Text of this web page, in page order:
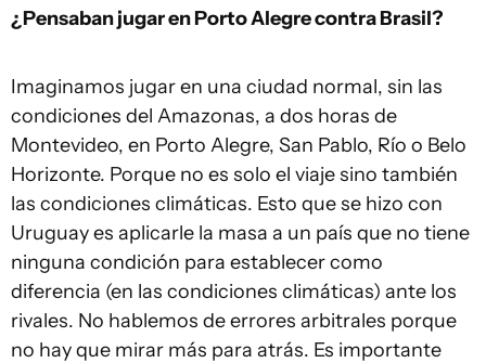
¿Pensaban jugar en Porto Alegre contra Brasil?
Imaginamos jugar en una ciudad normal, sin las
condiciones del Amazonas, a dos horas de
Montevideo, en Porto Alegre, San Pablo, Río o Belo
Horizonte. Porque no es solo el viaje sino también
las condiciones climáticas. Esto que se hizo con
Uruguay es aplicarle la masa a un país que no tiene
ninguna condición para establecer como
diferencia (en las condiciones climáticas) ante los
rivales. No hablemos de errores arbitrales porque
no hay que mirar más para atrás. Es importante